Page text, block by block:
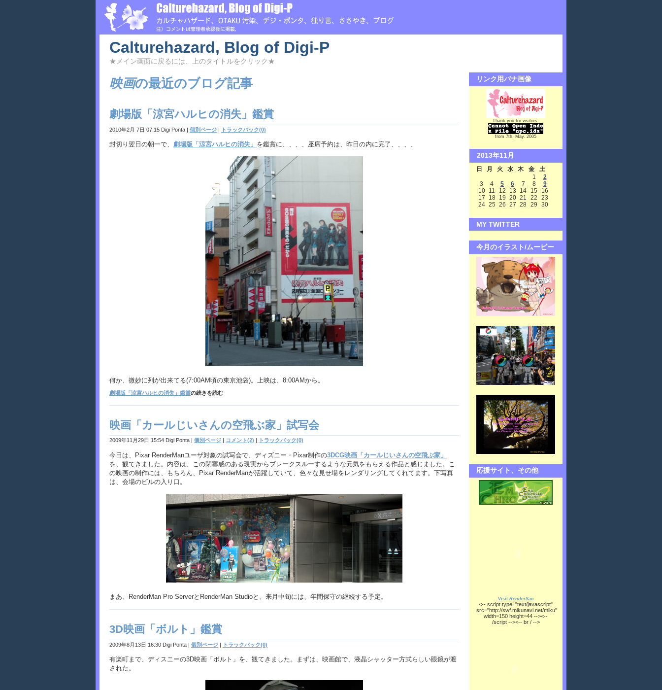
Calturehazard, Blog of Digi-P
★メイン画面に戻るには、上のタイトルをクリック★
映画の最近のブログ記事
劇場版「涼宮ハルヒの消失」鑑賞
2010年2月 7日 07:15 Digi Ponta | 個別ページ | トラックバック(0)
封切り翌日の朝一で、 劇場版「涼宮ハルヒの消失」 を鑑賞に、、、、座席予約は、昨日の内に完了、、、、
何か、微妙に列が出来てる(7:00AM頃の東京池袋)。上映は、8:00AMから。
劇場版「涼宮ハルヒの消失」鑑賞の続きを読む
映画「カールじいさんの空飛ぶ家」試写会
2009年11月29日 15:54 Digi Ponta 個別ページ コメント(2) トラックバック(0)
今日は、Pixar RenderManユーザ対象の試写会で、ディズニー・Pixar制作の3DCG映画「カールじいさんの空飛ぶ家」
を、観てきました。内容は、この閉塞感のある現実からブレークスルーするような元気をもらえる作品と感じました。こ
の映画の制作には、もちろん、Pixar RenderManが活躍していて、色々な見せ場をレンダリングしてくれてます。下写真
は、会場のビルの入り口。
まあ、RenderMan Pro ServerとRenderMan Studioと、来月中旬には、年間保守の継続する予定。
3D映画「ボルト」鑑賞
2009年8月13日 16:30 Digi Ponta | 個別ページ | トラックバック(0)
有楽町まで、ディスニーの3D映画「ボルト」を、観てきました。まずは、映画館で、液晶シャッター方式らしい眼鏡が渡
された。
リンク用バナ画像
Thank you for visitors:
from 7th, May. 2005
2013年11月
日 月 火 水 木 金
土
1
2
3
4 5 6 7 8
9
10
11 12 13 14 15
16
17
18 19 20 21 22
23
24 25 26 27 28 29 30
MY TWITTER
今月のイラスト/ムービー
応援サイト、その他
Visit RenderSan
<-- script type="text/javascript"
src="http://swf.mikunavi.net/miku"
width=150 height=44 --><--
/script --><-- br / -->